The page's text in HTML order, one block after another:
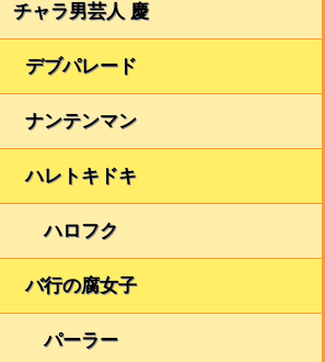
チャラ男芸人 慶
デブパレード
ナンテンマン
ハレトキドキ
ハロフク
バ行の腐女子
パーラー